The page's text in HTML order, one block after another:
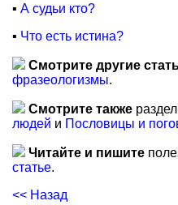
▪ А судьи кто?
▪ Что есть истина?
Смотрите другие
фразеологизмы.
Смотрите также
людей и Пословицы и
Читайте и пишите
статье.
<< Назад